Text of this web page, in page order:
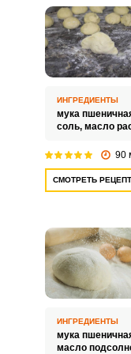
ИНГРЕДИЕНТЫ
мука
соль, масло
90
СМОТРЕТЬ РЕЦЕПТ
ИНГРЕДИЕНТЫ
мука
масло